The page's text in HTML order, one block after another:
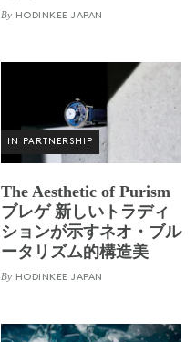
By HODINKEE JAPAN
IN PARTNERSHIP
The Aesthetic of Purism
ブレゲ 新しいトラディ
ションが示すネオ・ブル
ータリズム的構造美
By HODINKEE JAPAN